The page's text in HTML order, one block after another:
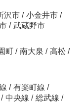
沢市 / 小金井市 /
/ 武蔵野市
町 / 南大泉 / 高松 /
/ 有楽町線 /
/ 中央線 / 総武線 /